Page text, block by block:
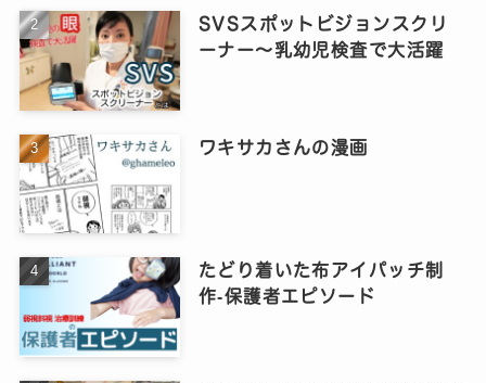
SVSスポットビジョンスクリ
ーナー～乳幼児検査で大活躍
ワキサカさんの漫画
たどり着いた布アイパッチ制
作‐保護者エピソード